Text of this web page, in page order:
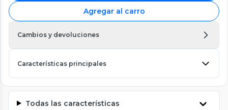
Agregar al carro
Cambios y devoluciones
Características principales
Todas las características